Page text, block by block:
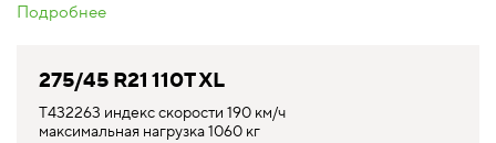
Подробнее
275/45 R21 110T XL
T432263 индекс скорости 190 км/ч
максимальная нагрузка 1060 кг